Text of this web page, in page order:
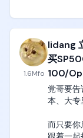
但是你
与非门
理就是电
ASML的
指点江
比如二极
没有道
1.6Mfo
lidang
买
100/
党哥要
本、大专
而只要你